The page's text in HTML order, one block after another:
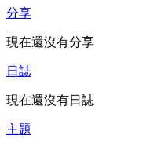
分享
現在還沒有分享
日誌
現在還沒有日誌
主題